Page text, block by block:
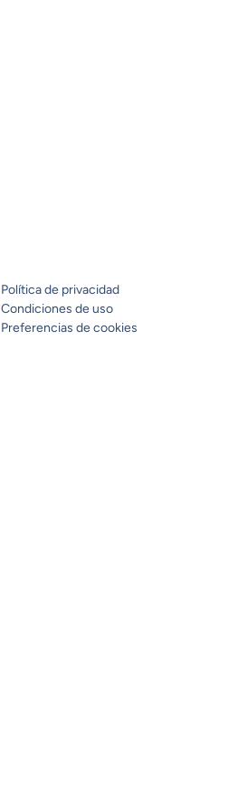
Política de privacidad
Condiciones de uso
Preferencias de cookies